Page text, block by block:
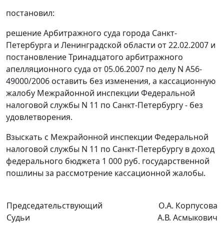
постановил:
решение Арбитражного суда города Санкт-
Петербурга и Ленинградской области от 22.02.2007 и
постановление Тринадцатого арбитражного
апелляционного суда от 05.06.2007 по делу N А56-
49000/2006 оставить без изменения, а кассационную
жалобу Межрайонной инспекции Федеральной
налоговой службы N 11 по Санкт-Петербургу - без
удовлетворения.
Взыскать с Межрайонной инспекции Федеральной
налоговой службы N 11 по Санкт-Петербургу в доход
федерального бюджета 1 000 руб. государственной
пошлины за рассмотрение кассационной жалобы.
Председательствующий
Судьи
О.А. Корпусова
А.В. Асмыкович